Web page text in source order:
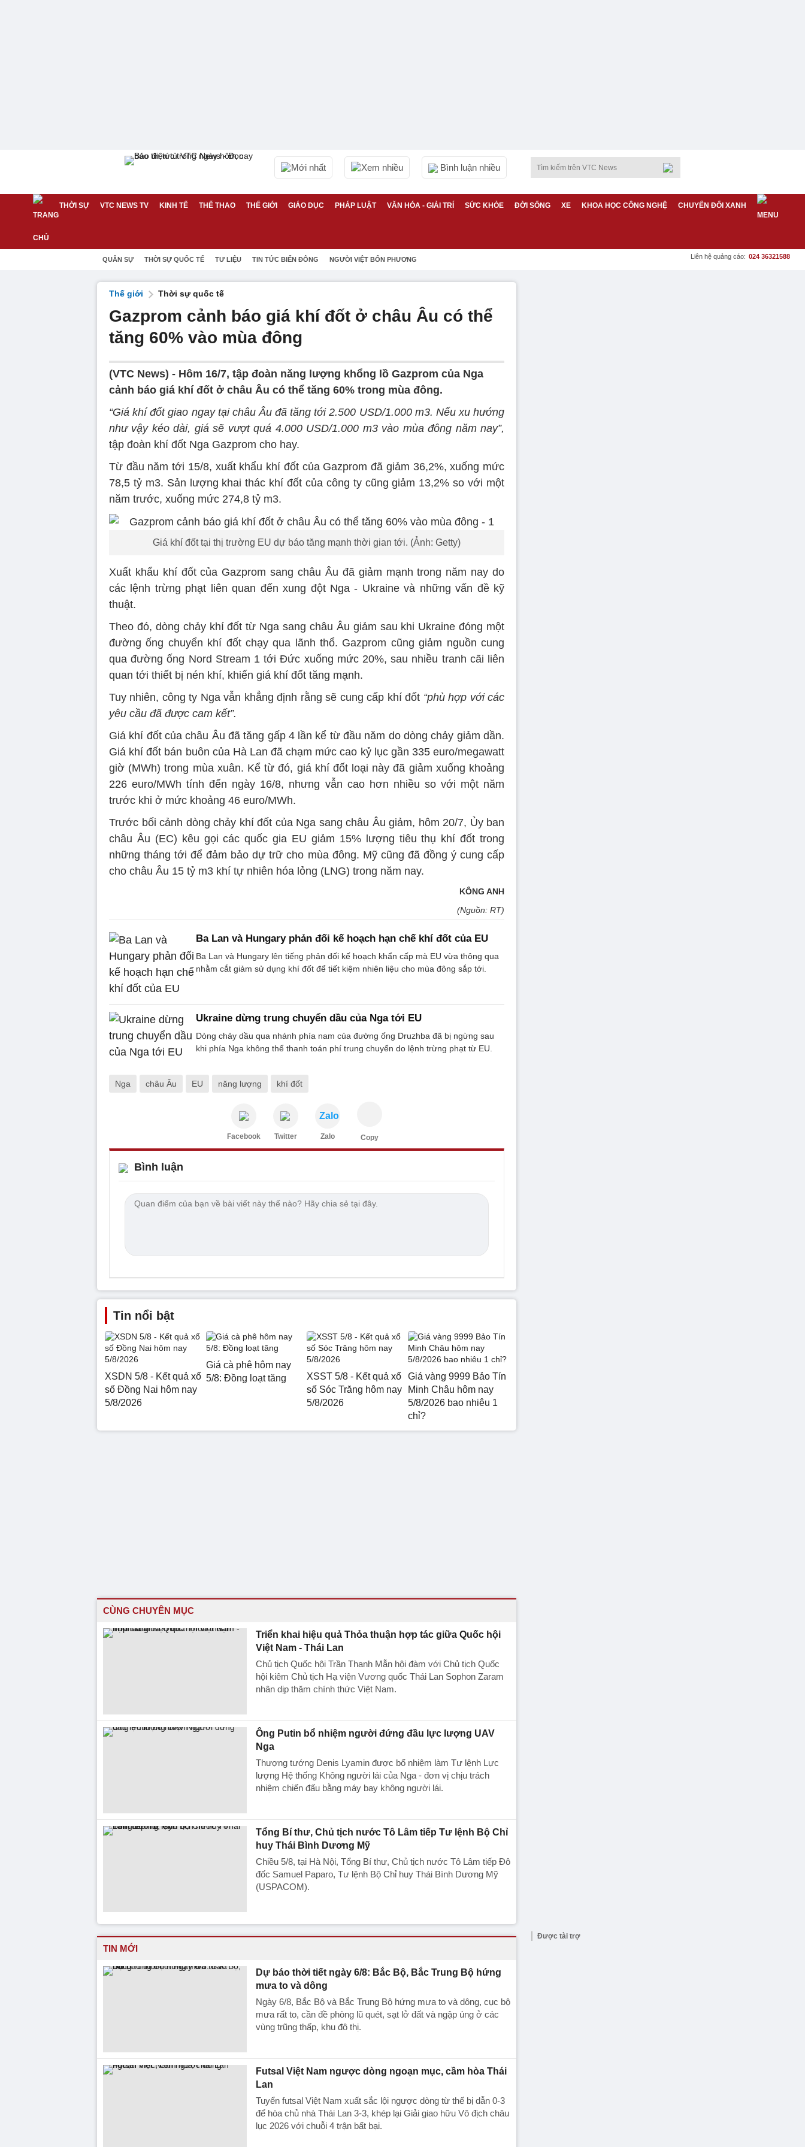
Mới nhất Xem nhiều Bình luận nhiều
THỜI SỰ VTC NEWS TV KINH TẾ THỂ THAO THẾ GIỚI GIÁO DỤC PHÁP LUẬT VĂN HÓA - GIẢI TRÍ SỨC KHỎE ĐỜI SỐNG XE KHOA HỌC CÔNG NGHỆ CHUYỂN ĐỔI XANH
QUÂN SỰ THỜI SỰ QUỐC TẾ TƯ LIỆU TIN TỨC BIỂN ĐÔNG NGƯỜI VIỆT BỐN PHƯƠNG Liên hệ quảng cáo: 024 36321588
Thế giới Thời sự quốc tế
Gazprom cảnh báo giá khí đốt ở châu Âu có thể
tăng 60% vào mùa đông
(VTC News) - Hôm 16/7, tập đoàn năng lượng khổng lồ Gazprom của Nga
cảnh báo giá khí đốt ở châu Âu có thể tăng 60% trong mùa đông.
“Giá khí đốt giao ngay tại châu Âu đã tăng tới 2.500 USD/1.000 m3. Nếu xu hướng
như vậy kéo dài, giá sẽ vượt quá 4.000 USD/1.000 m3 vào mùa đông năm nay”,
tập đoàn khí đốt Nga Gazprom cho hay.
Từ đầu năm tới 15/8, xuất khẩu khí đốt của Gazprom đã giảm 36,2%, xuống mức
78,5 tỷ m3. Sản lượng khai thác khí đốt của công ty cũng giảm 13,2% so với một
năm trước, xuống mức 274,8 tỷ m3.
Giá khí đốt tại thị trường EU dự báo tăng mạnh thời gian tới. (Ảnh: Getty)
Xuất khẩu khí đốt của Gazprom sang châu Âu đã giảm mạnh trong năm nay do
các lệnh trừng phạt liên quan đến xung đột Nga - Ukraine và những vấn đề kỹ
thuật.
Theo đó, dòng chảy khí đốt từ Nga sang châu Âu giảm sau khi Ukraine đóng một
đường ống chuyển khí đốt chạy qua lãnh thổ. Gazprom cũng giảm nguồn cung
qua đường ống Nord Stream 1 tới Đức xuống mức 20%, sau nhiều tranh cãi liên
quan tới thiết bị nén khí, khiến giá khí đốt tăng mạnh.
Tuy nhiên, công ty Nga vẫn khẳng định rằng sẽ cung cấp khí đốt “phù hợp với các
yêu cầu đã được cam kết”.
Giá khí đốt của châu Âu đã tăng gấp 4 lần kể từ đầu năm do dòng chảy giảm dần.
Giá khí đốt bán buôn của Hà Lan đã chạm mức cao kỷ lục gần 335 euro/megawatt
giờ (MWh) trong mùa xuân. Kể từ đó, giá khí đốt loại này đã giảm xuống khoảng
226 euro/MWh tính đến ngày 16/8, nhưng vẫn cao hơn nhiều so với một năm
trước khi ở mức khoảng 46 euro/MWh.
Trước bối cảnh dòng chảy khí đốt của Nga sang châu Âu giảm, hôm 20/7, Ủy ban
châu Âu (EC) kêu gọi các quốc gia EU giảm 15% lượng tiêu thụ khí đốt trong
những tháng tới để đảm bảo dự trữ cho mùa đông. Mỹ cũng đã đồng ý cung cấp
cho châu Âu 15 tỷ m3 khí tự nhiên hóa lỏng (LNG) trong năm nay.
KÔNG ANH
(Nguồn: RT)
Ba Lan và Hungary phản đối kế hoạch hạn chế khí đốt của EU
Ba Lan và Hungary lên tiếng phản đối kế hoạch khẩn cấp mà EU vừa thông qua
nhằm cắt giảm sử dụng khí đốt để tiết kiệm nhiên liệu cho mùa đông sắp tới.
Ukraine dừng trung chuyển dầu của Nga tới EU
Dòng chảy dầu qua nhánh phía nam của đường ống Druzhba đã bị ngừng sau
khi phía Nga không thể thanh toán phí trung chuyển do lệnh trừng phạt từ EU.
Nga châu Âu EU năng lượng khí đốt
Facebook Twitter
Zalo
Zalo Copy
Bình luận
Tin nổi bật
XSDN 5/8 - Kết quả xổ
số Đồng Nai hôm nay
5/8/2026
Giá cà phê hôm nay
5/8: Đồng loạt tăng
XSST 5/8 - Kết quả xổ
số Sóc Trăng hôm nay
5/8/2026
Giá vàng 9999 Bảo Tín
Minh Châu hôm nay
5/8/2026 bao nhiêu 1
chỉ?
CÙNG CHUYÊN MỤC
Triển khai hiệu quả Thỏa thuận hợp tác giữa Quốc hội
Việt Nam - Thái Lan
Chủ tịch Quốc hội Trần Thanh Mẫn hội đàm với Chủ tịch Quốc
hội kiêm Chủ tịch Hạ viện Vương quốc Thái Lan Sophon Zaram
nhân dịp thăm chính thức Việt Nam.
Ông Putin bổ nhiệm người đứng đầu lực lượng UAV
Nga
Thượng tướng Denis Lyamin được bổ nhiệm làm Tư lệnh Lực
lượng Hệ thống Không người lái của Nga - đơn vị chịu trách
nhiệm chiến đấu bằng máy bay không người lái.
Tổng Bí thư, Chủ tịch nước Tô Lâm tiếp Tư lệnh Bộ Chỉ
huy Thái Bình Dương Mỹ
Chiều 5/8, tại Hà Nội, Tổng Bí thư, Chủ tịch nước Tô Lâm tiếp Đô
đốc Samuel Paparo, Tư lệnh Bộ Chỉ huy Thái Bình Dương Mỹ
(USPACOM).
TIN MỚI
Dự báo thời tiết ngày 6/8: Bắc Bộ, Bắc Trung Bộ hứng
mưa to và dông
Ngày 6/8, Bắc Bộ và Bắc Trung Bộ hứng mưa to và dông, cục bộ
mưa rất to, cần đề phòng lũ quét, sạt lở đất và ngập úng ở các
vùng trũng thấp, khu đô thị.
Futsal Việt Nam ngược dòng ngoạn mục, cầm hòa Thái
Lan
Tuyển futsal Việt Nam xuất sắc lội ngược dòng từ thế bị dẫn 0-3
để hòa chủ nhà Thái Lan 3-3, khép lại Giải giao hữu Vô địch châu
lục 2026 với chuỗi 4 trận bất bại.
Được tài trợ